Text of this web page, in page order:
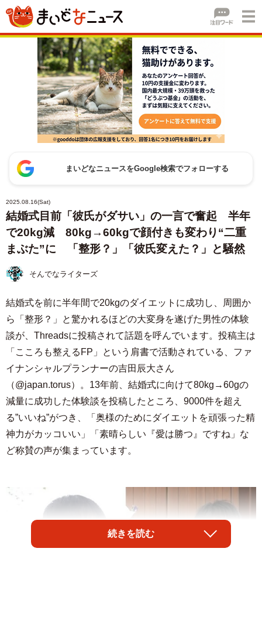
まいどなニュースをGoogle検索でフォローする
2025.08.16(Sat)
結婚式目前「彼氏がダサい」の一言で奮起 半年
で20kg減 80kg→60kgで顔付きも変わり“二重
まぶた”に 「整形？」「彼氏変えた？」と騒然
そんでなライターズ
結婚式を前に半年間で20kgのダイエットに成功し、周囲か
ら「整形？」と驚かれるほどの大変身を遂げた男性の体験
談が、Threadsに投稿されて話題を呼んでいます。投稿主は
「こころも整えるFP」という肩書で活動されている、ファ
イナンシャルプランナーの吉田辰大さん
（@japan.torus）。13年前、結婚式に向けて80kg→60gの
減量に成功した体験談を投稿したところ、9000件を超え
る”いいね”がつき、「奥様のためにダイエットを頑張った精
神力がカッコいい」「素晴らしい『愛は勝つ』ですね」な
ど称賛の声が集まっています。
続きを読む